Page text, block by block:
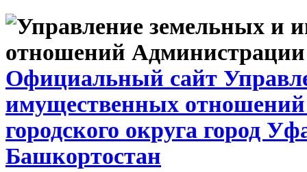
Официальный сайт
имущественных
городского округа город
Башкортостан